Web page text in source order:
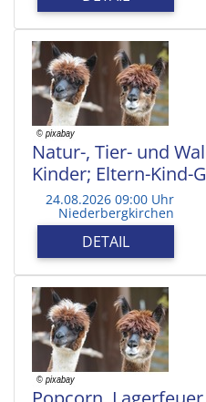
Natur-, Tier- und
Kinder; Eltern-Kind-
24.08.2026 09:00 Uhr
Niederbergkirchen
DETAIL